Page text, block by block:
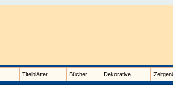
Titelblätter Bücher Dekorative